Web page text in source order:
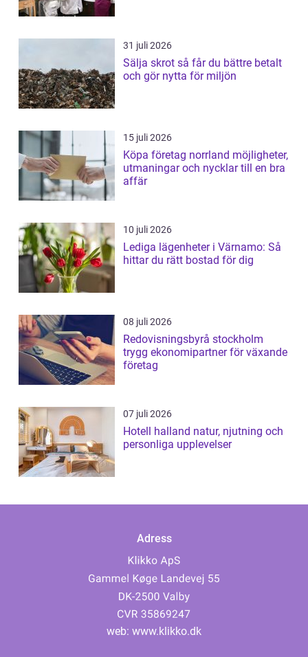
31 juli 2026
Sälja skrot så får du bättre betalt
och gör nytta för miljön
15 juli 2026
Köpa företag norrland möjligheter,
utmaningar och nycklar till en bra
affär
10 juli 2026
Lediga lägenheter i Värnamo: Så
hittar du rätt bostad för dig
08 juli 2026
Redovisningsbyrå stockholm
trygg ekonomipartner för växande
företag
07 juli 2026
Hotell halland natur, njutning och
personliga upplevelser
Adress
web: www.klikko.dk